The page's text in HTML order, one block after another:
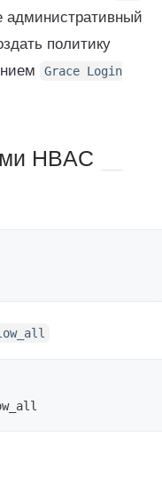
административный
политику
Grace Login
HBAC